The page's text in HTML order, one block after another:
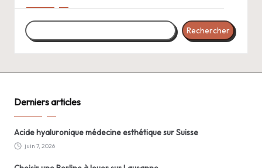
Rechercher
Derniers articles
Acide hyaluronique médecine esthétique sur Suisse
juin 7, 2026